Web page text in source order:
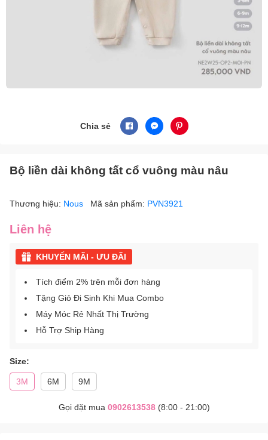
Chia sẻ
Bộ liền dài không tất cổ vuông màu nâu
Thương hiệu: Nous Mã sản phẩm: PVN3921
Liên hệ
KHUYẾN MÃI - ƯU ĐÃI
Tích điểm 2% trên mỗi đơn hàng
Tặng Giỏ Đi Sinh Khi Mua Combo
Máy Móc Rẻ Nhất Thị Trường
Hỗ Trợ Ship Hàng
Size:
3M 6M 9M
Gọi đặt mua 0902613538(8:00 - 21:00)